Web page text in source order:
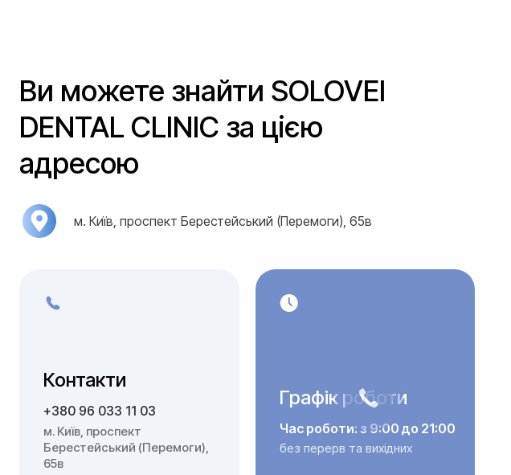
Ви можете знайти SOLOVEI
DENTAL CLINIC за цією
адресою
м. Київ, проспект Берестейський (Перемоги), 65в
Контакти
+380 96 033 11 03
м. Київ, проспект
Берестейський (Перемоги),
65в
Графік роботи
Час роботи: з 9:00 до 21:00
без перерв та вихідних